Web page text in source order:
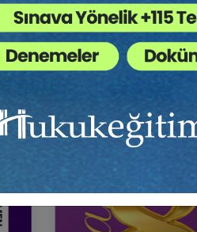
Hukuk Eğitim